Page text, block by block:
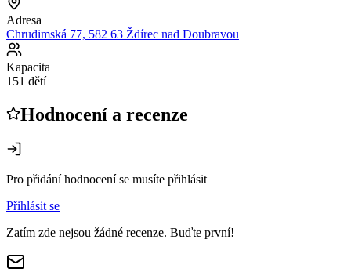
Adresa
Chrudimská 77, 582 63 Ždírec nad Doubravou
Kapacita
151 dětí
Hodnocení a recenze
Pro přidání hodnocení se musíte přihlásit
Přihlásit se
Zatím zde nejsou žádné recenze. Buďte první!